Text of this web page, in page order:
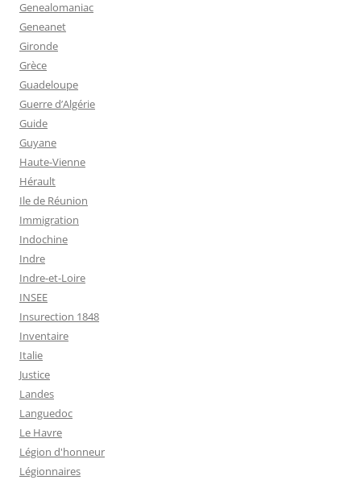
Genealomaniac
Geneanet
Gironde
Grèce
Guadeloupe
Guerre d’Algérie
Guide
Guyane
Haute-Vienne
Hérault
Ile de Réunion
Immigration
Indochine
Indre
Indre-et-Loire
INSEE
Insurection 1848
Inventaire
Italie
Justice
Landes
Languedoc
Le Havre
Légion d'honneur
Légionnaires